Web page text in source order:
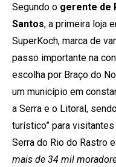
Segundo o gerente de
Santos, a primeira loja
SuperKoch, marca de
passo importante na
escolha por Braço do
um município em
a Serra e o Litoral,
turístico” para
Serra do Rio do Rastro
mais de 34 mil